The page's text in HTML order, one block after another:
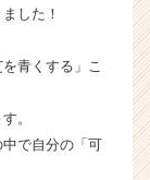
した！
青くする」こ
。
で自分の「可